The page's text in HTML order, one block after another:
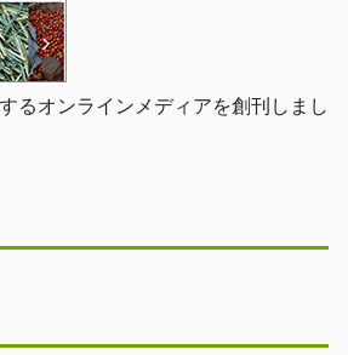
るオンラインメディアを創刊しまし